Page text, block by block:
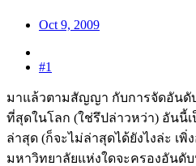
Oct 9, 2009
#1
มาแล้วตามสัญญา กับการจัดอันดั
ที่สุดในโลก (ใช่รึปล่าวหว่า) อันนี้
ล่าสุด (ก็จะไม่ล่าสุดได้ยังไงล่ะ เ
มหาวิทยาลัยแห่งใดจะครองอันดั